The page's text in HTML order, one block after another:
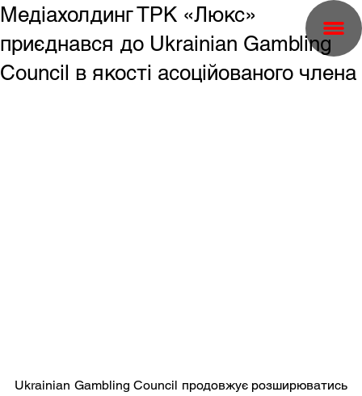
Медіахолдинг ТРК «Люкс»
приєднався до Ukrainian Gambling
Council в якості асоційованого члена
Ukrainian Gambling Council продовжує розширюватись